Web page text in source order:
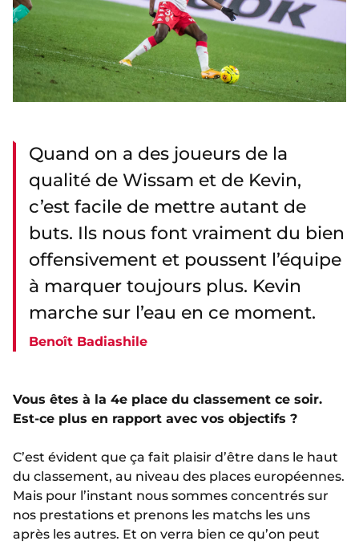
Quand on a des joueurs de la
qualité de Wissam et de Kevin,
c’est facile de mettre autant de
buts. Ils nous font vraiment du bien
offensivement et poussent l’équipe
à marquer toujours plus. Kevin
marche sur l’eau en ce moment.
Benoît Badiashile
Vous êtes à la 4e place du classement ce soir.
Est-ce plus en rapport avec vos objectifs ?
C’est évident que ça fait plaisir d’être dans le haut
du classement, au niveau des places européennes.
Mais pour l’instant nous sommes concentrés sur
nos prestations et prenons les matchs les uns
après les autres. Et on verra bien ce qu’on peut